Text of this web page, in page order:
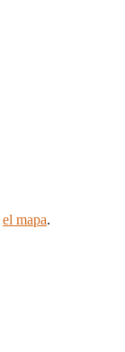
el mapa.